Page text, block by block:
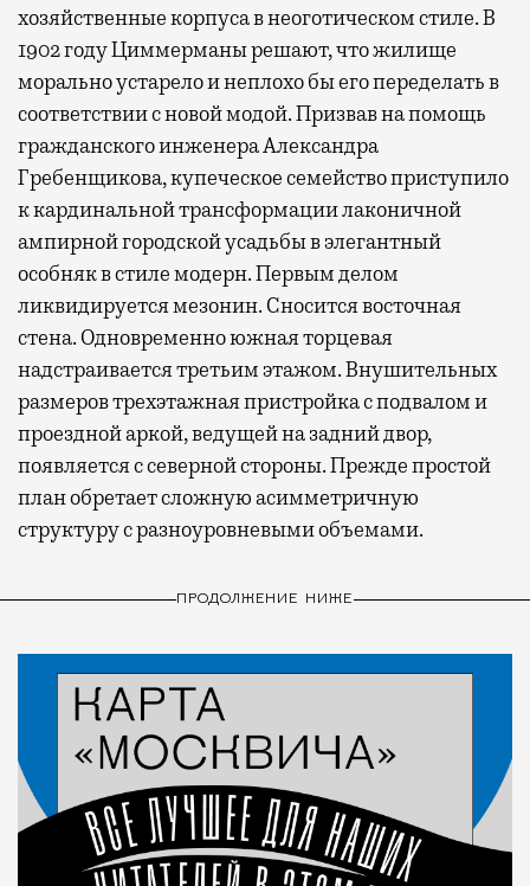
хозяйственные корпуса в неоготическом стиле. В
1902 году Циммерманы решают, что жилище
морально устарело и неплохо бы его переделать в
соответствии с новой модой. Призвав на помощь
гражданского инженера Александра
Гребенщикова, купеческое семейство приступило
к кардинальной трансформации лаконичной
ампирной городской усадьбы в элегантный
особняк в стиле модерн. Первым делом
ликвидируется мезонин. Сносится восточная
стена. Одновременно южная торцевая
надстраивается третьим этажом. Внушительных
размеров трехэтажная пристройка с подвалом и
проездной аркой, ведущей на задний двор,
появляется с северной стороны. Прежде простой
план обретает сложную асимметричную
структуру с разноуровневыми объемами.
ПРОДОЛЖЕНИЕ НИЖЕ